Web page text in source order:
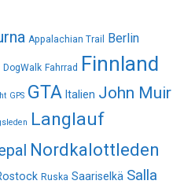
Appalachian Trail Berlin
DogWalk Fahrrad Finnland
GPS GTA Italien John Muir
Langlauf
Nordkalottleden
Ruska Saariselkä Salla